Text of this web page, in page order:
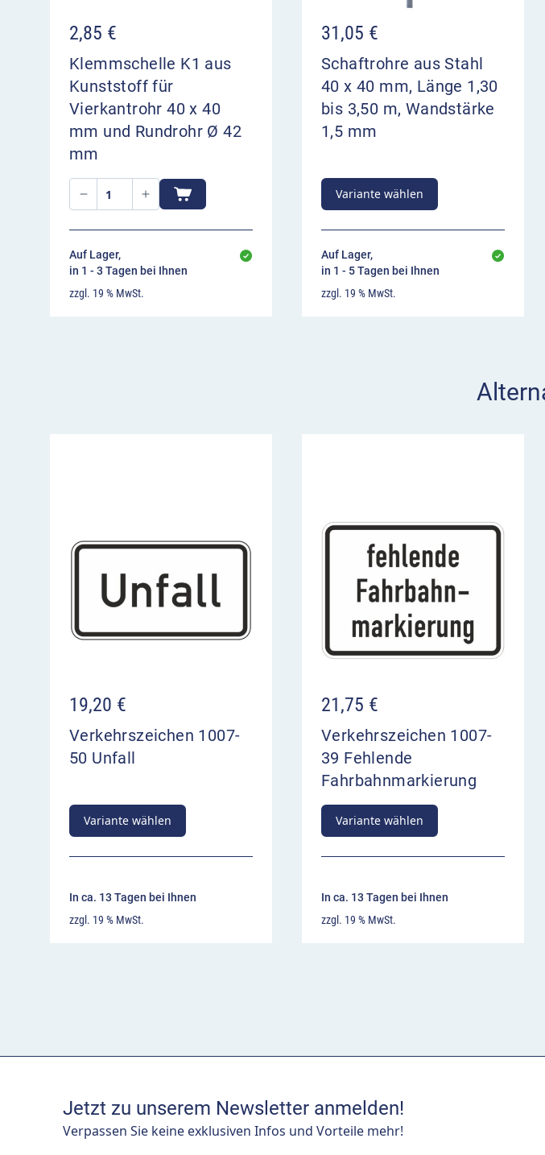
2,85 €
Klemmschelle K1 aus
Kunststoff für
Vierkantrohr 40 x 40
mm und Rundrohr Ø 42
mm
Auf Lager,
in 1 - 3 Tagen bei Ihnen
zzgl. 19 % MwSt.
31,05 €
Schaftrohre aus Stahl
40 x 40 mm, Länge 1,30
bis 3,50 m, Wandstärke
1,5 mm
Variante wählen
Auf Lager,
in 1 - 5 Tagen bei Ihnen
zzgl. 19 % MwSt.
19,20 €
Verkehrszeichen 1007-
50 Unfall
Variante wählen
In ca. 13 Tagen bei Ihnen
zzgl. 19 % MwSt.
21,75 €
Verkehrszeichen 1007-
39 Fehlende
Fahrbahnmarkierung
Variante wählen
In ca. 13 Tagen bei Ihnen
zzgl. 19 % MwSt.
Jetzt zu unserem Newsletter anmelden!
Verpassen Sie keine exklusiven Infos und Vorteile mehr!